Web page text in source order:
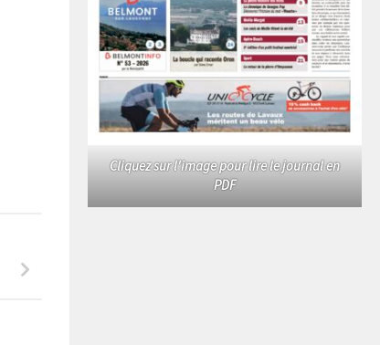
Cliquez sur l'image pour lire le journal en
PDF